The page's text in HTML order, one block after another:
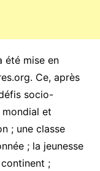
été mise en
Ce, après
socio-
et
; une classe
; la jeunesse
;